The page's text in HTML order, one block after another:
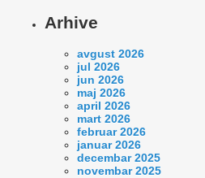
Arhive
avgust 2026
jul 2026
jun 2026
maj 2026
april 2026
mart 2026
februar 2026
januar 2026
decembar 2025
novembar 2025